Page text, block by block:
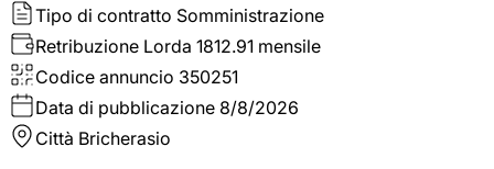
Tipo di contratto Somministrazione
Retribuzione Lorda 1812.91 mensile
Codice annuncio 350251
Data di pubblicazione 8/8/2026
Città Bricherasio